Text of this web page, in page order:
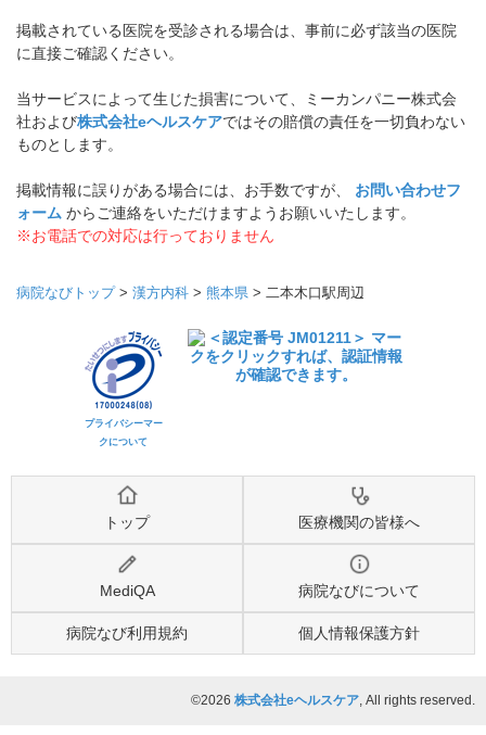
掲載されている医院を受診される場合は、事前に必ず該当の医院
に直接ご確認ください。
当サービスによって生じた損害について、ミーカンパニー株式会
社および株式会社eヘルスケアではその賠償の責任を一切負わない
ものとします。
掲載情報に誤りがある場合には、お手数ですが、 お問い合わせフ
ォーム からご連絡をいただけますようお願いいたします。
※お電話での対応は行っておりません
病院なびトップ> 漢方内科 > 熊本県 > 二本木口駅周辺
プライバシーマー
クについて
トップ 医療機関の皆様へ
MediQA 病院なびについて
病院なび利用規約 個人情報保護方針
©2026 株式会社eヘルスケア, All rights reserved.